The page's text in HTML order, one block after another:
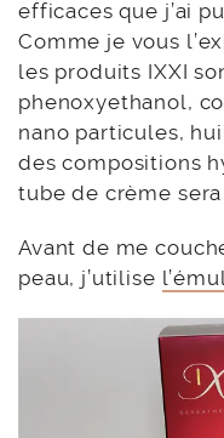
efficaces que j’ai
Comme je vous
les produits IXXI
phenoxyethanol,
nano particules,
des compositions
tube de crème
Avant de me
peau, j’utilise